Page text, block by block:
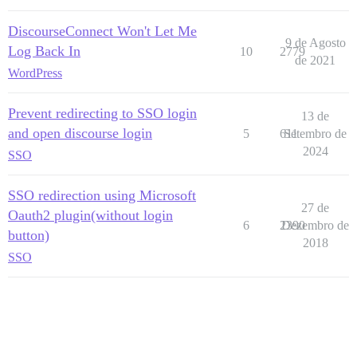
DiscourseConnect Won't Let Me
Log Back In
WordPress
10 2779
9 de Agosto
de 2021
Prevent redirecting to SSO login
and open discourse login
SSO
5 611
13 de
Setembro de
2024
SSO redirection using Microsoft
Oauth2 plugin(without login
button)
SSO
6 2390
27 de
Dezembro de
2018